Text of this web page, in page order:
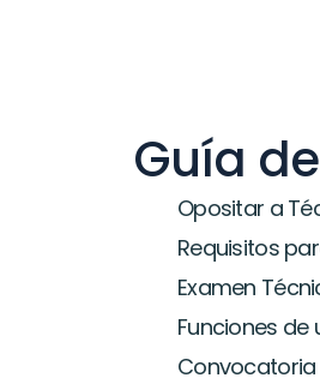
Guía
Opositar a
Requisitos
Examen
Funciones de
Convocatoria